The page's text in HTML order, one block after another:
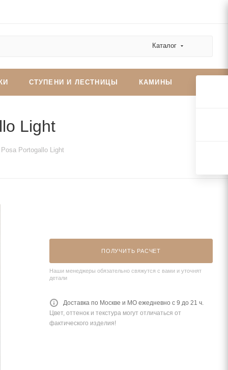
Каталог
СТУПЕНИ И ЛЕСТНИЦЫ КАМИНЫ
Light
Portogallo Light
ПОЛУЧИТЬ РАСЧЕТ
Наши менеджеры обязательно свяжутся с вами и уточнят
детали
Доставка по Москве и МО ежедневно с 9 до 21 ч.
Цвет, оттенок и текстура могут отличаться от
фактического изделия!